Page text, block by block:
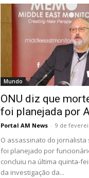
Mundo
ONU diz que
foi planejada por
Portal AM News - 9 de
O assassinato do jornalista
foi planejado por
concluiu na última quinta-
da investigação da...